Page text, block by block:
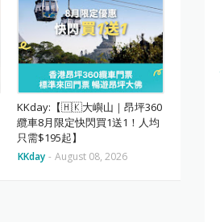
KKday:【🇭🇰大嶼山｜昂坪360
纜車8月限定快閃買1送1！人均
只需$195起】
KKday - August 08, 2026